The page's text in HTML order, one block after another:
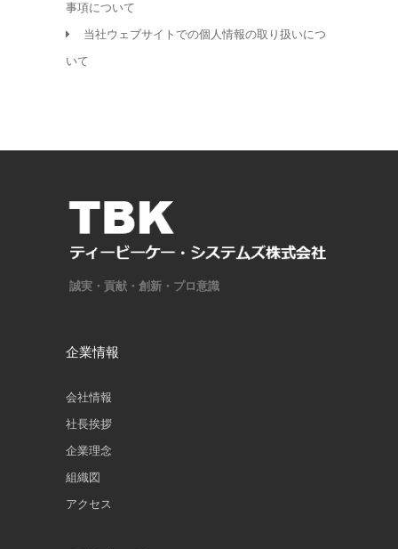
事項について
当社ウェブサイトでの個人情報の取り扱いにつ
いて
誠実・貢献・創新・プロ意識
企業情報
会社情報
社長挨拶
企業理念
組織図
アクセス